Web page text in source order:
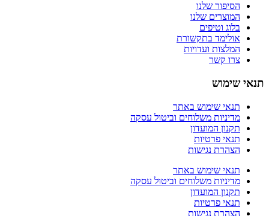
הסיפור שלנו
המוצרים שלנו
בלוג וטיפים
אולימד בתקשורת
המלצות ועדויות
צרו קשר
תנאי שימוש
תנאי שימוש באתר
מדיניות משלוחים וביטול עסקה
תקנון המועדון
תנאי פרטיות
הצהרת נגישות
תנאי שימוש באתר
מדיניות משלוחים וביטול עסקה
תקנון המועדון
תנאי פרטיות
הצהרת נגישות